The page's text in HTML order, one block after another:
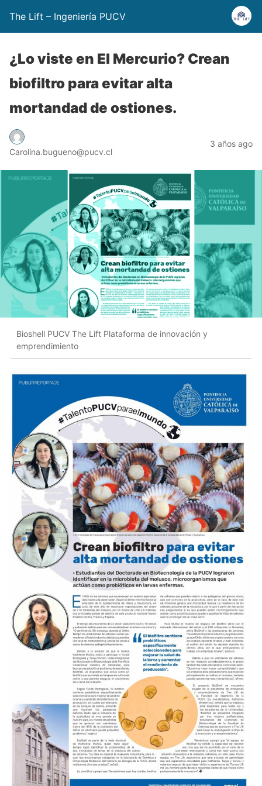
The Lift – Ingeniería PUCV
¿Lo viste en El Mercurio? Crean
biofiltro para evitar alta
mortandad de ostiones.
Carolina.bugueno@pucv.cl
3 años ago
Bioshell PUCV The Lift Plataforma de innovación y
emprendimiento